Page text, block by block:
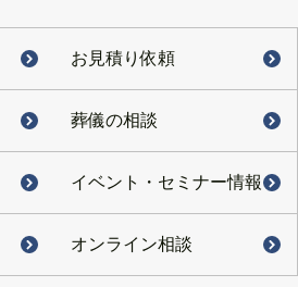
お見積り依頼
葬儀の相談
イベント・ セミナー情報
オンライン相談